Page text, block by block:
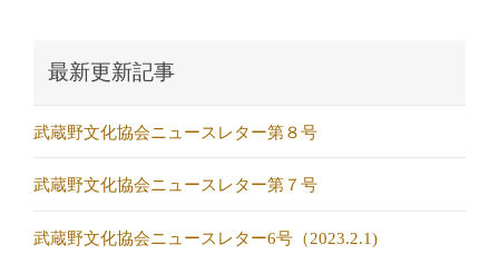
最新更新記事
武蔵野文化協会ニュースレター第８号
武蔵野文化協会ニュースレター第７号
武蔵野文化協会ニュースレター6号（2023.2.1)